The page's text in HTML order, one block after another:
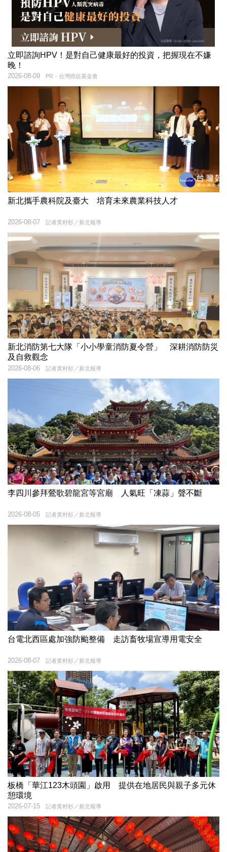
立即諮詢HPV！是對自己健康最好的投資，把握現在不嫌
晚！
PR・台灣癌症基金會
2026-08-09
新北攜手農科院及臺大 培育未來農業科技人才
記者黃村杉／新北報導
2026-08-07
新北消防第七大隊「小小學童消防夏令營」 深耕消防防災
及自救觀念
記者黃村杉／新北報導
2026-08-06
李四川參拜鶯歌碧龍宮等宮廟 人氣旺「凍蒜」聲不斷
記者黃村杉／新北報導
2026-08-05
台電北西區處加強防颱整備 走訪畜牧場宣導用電安全
記者黃村杉／新北報導
2026-08-07
板橋「華江123木頭園」啟用 提供在地居民與親子多元休
憩環境
記者黃村杉／新北報導
2026-07-15